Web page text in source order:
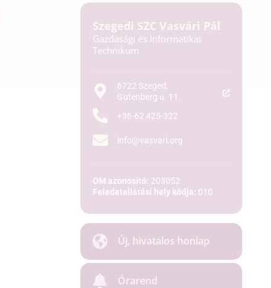
Szegedi SZC Vasvári Pál
Gazdasági és Informatikai
Technikum
6722 Szeged,
Gutenberg u. 11.
+36-62 425-322
info@vasvari.org
OM azonosító: 203052
Feladatellátási hely kódja: 010
Új, hivatalos honlap
Órarend